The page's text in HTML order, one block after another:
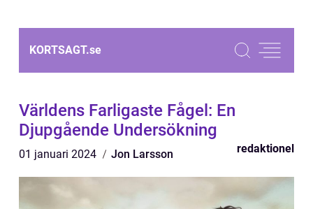
KORTSAGT.se
Världens Farligaste Fågel: En
Djupgående Undersökning
01 januari 2024 Jon Larsson redaktionel